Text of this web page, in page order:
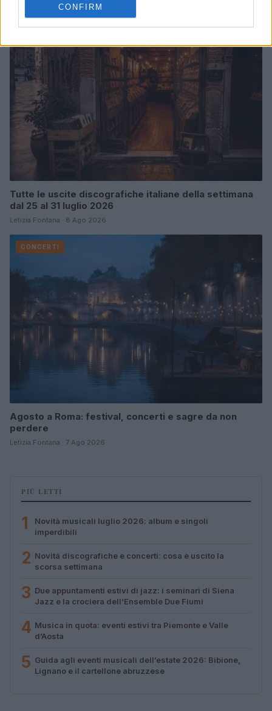
CONFIRM
Tutte le uscite discografiche italiane della settimana
dal 25 al 31 luglio 2026
Letizia Fontana · 8 Ago 2026
CONCERTI
Agosto a Roma: festival, concerti e sagre da non
perdere
Letizia Fontana · 7 Ago 2026
PIÙ LETTI
1
Novità musicali luglio 2026: album e singoli
imperdibili
2 Novità discografiche e concerti: cosa è uscito la
scorsa settimana
3 Due appuntamenti estivi di jazz: i seminari di Siena
Jazz e la crociera dell’Ensemble Due Fiumi
4 Musica in quota: eventi estivi tra Piemonte e Valle
d’Aosta
5 Guida agli eventi musicali dell’estate 2026: Bibione,
Lignano e il cartellone abruzzese